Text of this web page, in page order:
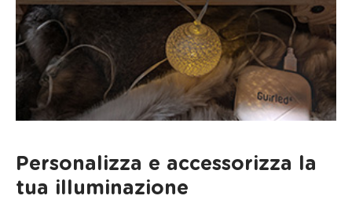
Personalizza e accessorizza la
tua illuminazione